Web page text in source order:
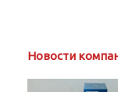
Новости